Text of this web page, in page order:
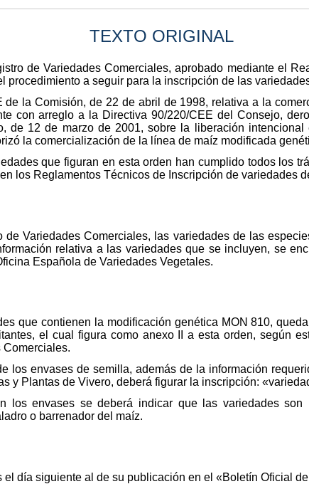
TEXTO ORIGINAL
de Variedades Comerciales, aprobado mediante el
procedimiento a seguir para la inscripción de las
de la Comisión, de 22 de abril de 1998, relativa a la
con arreglo a la Directiva 90/220/CEE del Consejo,
de 12 de marzo de 2001, sobre la liberación
la comercialización de la línea de maíz modificada
que figuran en esta orden han cumplido todos los
los Reglamentos Técnicos de Inscripción de variedades
Variedades Comerciales, las variedades de las
relativa a las variedades que se incluyen, se
Española de Variedades Vegetales.
que contienen la modificación genética MON 810,
el cual figura como anexo II a esta orden, según
Comerciales.
los envases de semilla, además de la información
y Plantas de Vivero, deberá figurar la inscripción:
los envases se deberá indicar que las variedades son
o barrenador del maíz.
el día siguiente al de su publicación en el «Boletín Oficial